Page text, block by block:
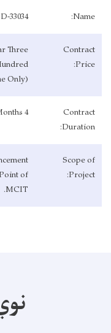
Name:
33034
Contract
Price:
Three
Only)
Contract
Duration:
4 Months
Scope of
Project:
of
MCIT.